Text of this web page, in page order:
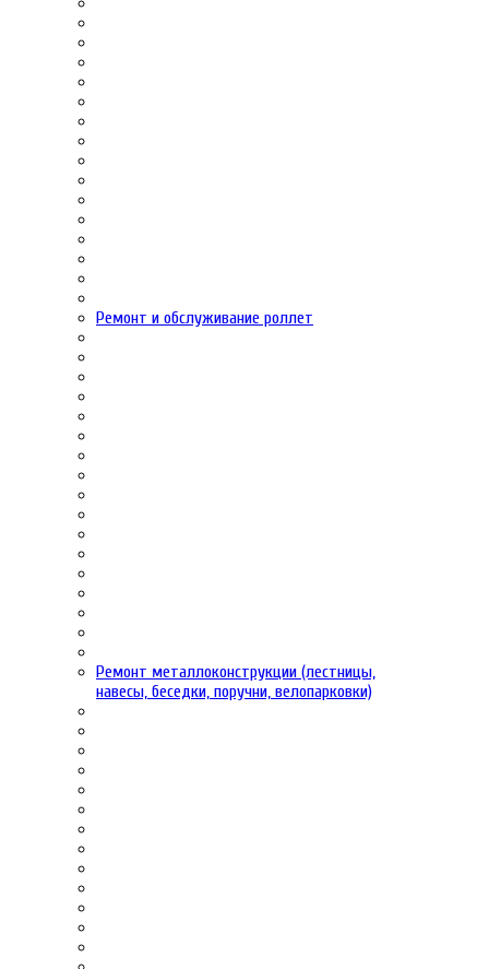
Ремонт и обслуживание роллет
Ремонт металлоконструкции (лестницы,
навесы, беседки, поручни, велопарковки)